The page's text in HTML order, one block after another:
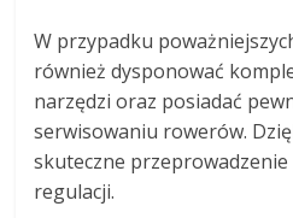
W przypadku
również dysponować
narzędzi oraz posiadać
serwisowaniu rowerów.
skuteczne
regulacji.